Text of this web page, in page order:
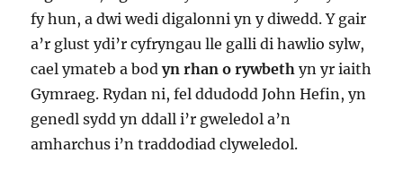
fy hun, a dwi wedi digalonni yn y diwedd. Y gair
a’r glust ydi’r cyfryngau lle galli di hawlio sylw,
cael ymateb a bodyn rhan o rywbeth yn yr iaith
Gymraeg. Rydan ni, fel ddudodd John Hefin, yn
genedl sydd yn ddall i’r gweledol a’n
amharchus i’n traddodiad clyweledol.